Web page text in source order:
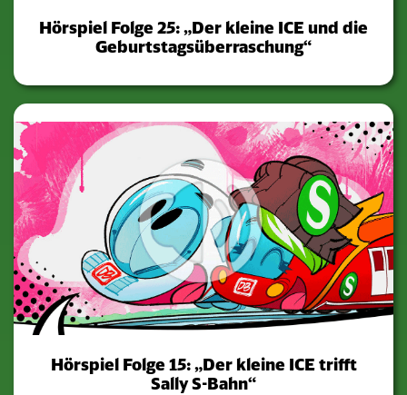
Hörspiel Folge 25: „Der kleine ICE und die
Geburtstagsüberraschung“
Hörspiel Folge 15: „Der kleine ICE trifft
Sally S-Bahn“